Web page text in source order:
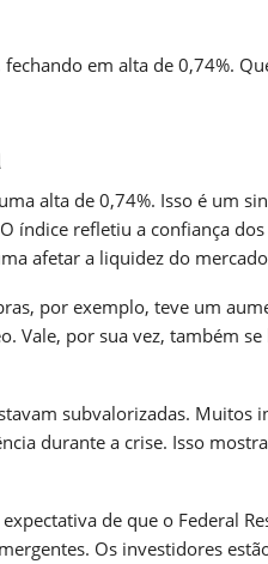
em alta de 0,74%.
alta de 0,74%. Isso é um
índice refletiu a confiança
afetar a liquidez do
por exemplo, teve um
Vale, por sua vez, também
subvalorizadas. Muitos
durante a crise. Isso
de que o Federal
Os investidores